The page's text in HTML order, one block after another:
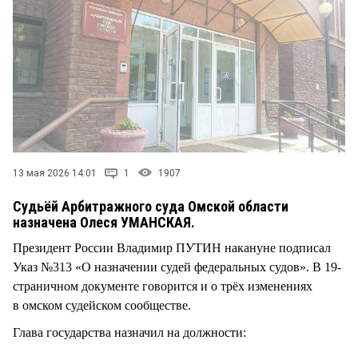
13 мая 2026 14:01 1 1907
Судьёй Арбитражного суда Омской области
назначена Олеся УМАНСКАЯ.
Президент России Владимир ПУТИН накануне подписал
Указ №313 «О назначении судей федеральных судов». В 19-
страничном документе говорится и о трёх изменениях
в омском судейском сообществе.
Глава государства назначил на должности: